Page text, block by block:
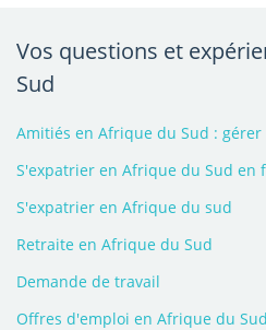
Vos questions et
Sud
Amitiés en Afrique du Sud : gérer
S'expatrier en Afrique du Sud en
S'expatrier en Afrique du sud
Retraite en Afrique du Sud
Demande de travail
Offres d'emploi en Afrique du Sud